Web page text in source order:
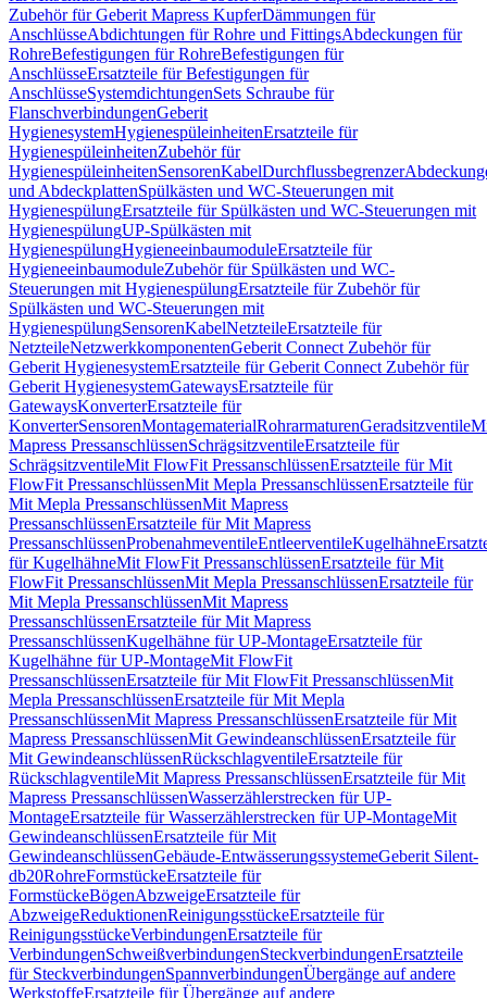
Zubehör für Geberit Mapress KupferDämmungen für
AnschlüsseAbdichtungen für Rohre und FittingsAbdeckungen für
RohreBefestigungen für RohreBefestigungen für
AnschlüsseErsatzteile für Befestigungen für
AnschlüsseSystemdichtungenSets Schraube für
FlanschverbindungenGeberit
HygienesystemHygienespüleinheitenErsatzteile für
HygienespüleinheitenZubehör für
HygienespüleinheitenSensorenKabelDurchflussbegrenzer
und AbdeckplattenSpülkästen und WC-Steuerungen mit
HygienespülungErsatzteile für Spülkästen und WC-Steuerungen mit
HygienespülungUP-Spülkästen mit
HygienespülungHygieneeinbaumoduleErsatzteile für
HygieneeinbaumoduleZubehör für Spülkästen und WC-
Steuerungen mit HygienespülungErsatzteile für Zubehör für
Spülkästen und WC-Steuerungen mit
HygienespülungSensorenKabelNetzteileErsatzteile für
NetzteileNetzwerkkomponentenGeberit Connect Zubehör für
Geberit HygienesystemErsatzteile für Geberit Connect Zubehör für
Geberit HygienesystemGatewaysErsatzteile für
GatewaysKonverterErsatzteile für
KonverterSensorenMontagematerialRohrarmaturenGeradsitzventile
Mapress PressanschlüssenSchrägsitzventileErsatzteile für
SchrägsitzventileMit FlowFit PressanschlüssenErsatzteile für Mit
FlowFit PressanschlüssenMit Mepla PressanschlüssenErsatzteile für
Mit Mepla PressanschlüssenMit Mapress
PressanschlüssenErsatzteile für Mit Mapress
PressanschlüssenProbenahmeventileEntleerventileKugelhähne
für KugelhähneMit FlowFit PressanschlüssenErsatzteile für Mit
FlowFit PressanschlüssenMit Mepla PressanschlüssenErsatzteile für
Mit Mepla PressanschlüssenMit Mapress
PressanschlüssenErsatzteile für Mit Mapress
PressanschlüssenKugelhähne für UP-MontageErsatzteile für
Kugelhähne für UP-MontageMit FlowFit
PressanschlüssenErsatzteile für Mit FlowFit PressanschlüssenMit
Mepla PressanschlüssenErsatzteile für Mit Mepla
PressanschlüssenMit Mapress PressanschlüssenErsatzteile für Mit
Mapress PressanschlüssenMit GewindeanschlüssenErsatzteile für
Mit GewindeanschlüssenRückschlagventileErsatzteile für
RückschlagventileMit Mapress PressanschlüssenErsatzteile für Mit
Mapress PressanschlüssenWasserzählerstrecken für UP-
MontageErsatzteile für Wasserzählerstrecken für UP-MontageMit
GewindeanschlüssenErsatzteile für Mit
GewindeanschlüssenGebäude-EntwässerungssystemeGeberit Silent-
db20RohreFormstückeErsatzteile für
FormstückeBögenAbzweigeErsatzteile für
AbzweigeReduktionenReinigungsstückeErsatzteile für
ReinigungsstückeVerbindungenErsatzteile für
VerbindungenSchweißverbindungenSteckverbindungenErsatzteile
für SteckverbindungenSpannverbindungenÜbergänge auf andere
WerkstoffeErsatzteile für Übergänge auf andere